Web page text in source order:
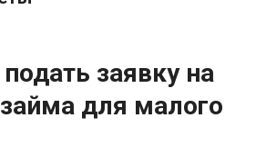
заявку на
для малого